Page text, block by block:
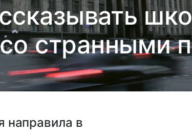
странными
направила в